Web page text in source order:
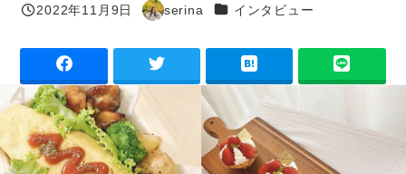
投稿日
2022年11月9日
著
serina カテゴリー
インタビュー